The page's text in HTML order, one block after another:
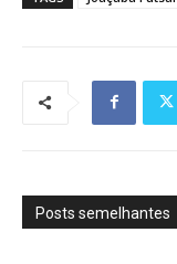
Posts semelhantes